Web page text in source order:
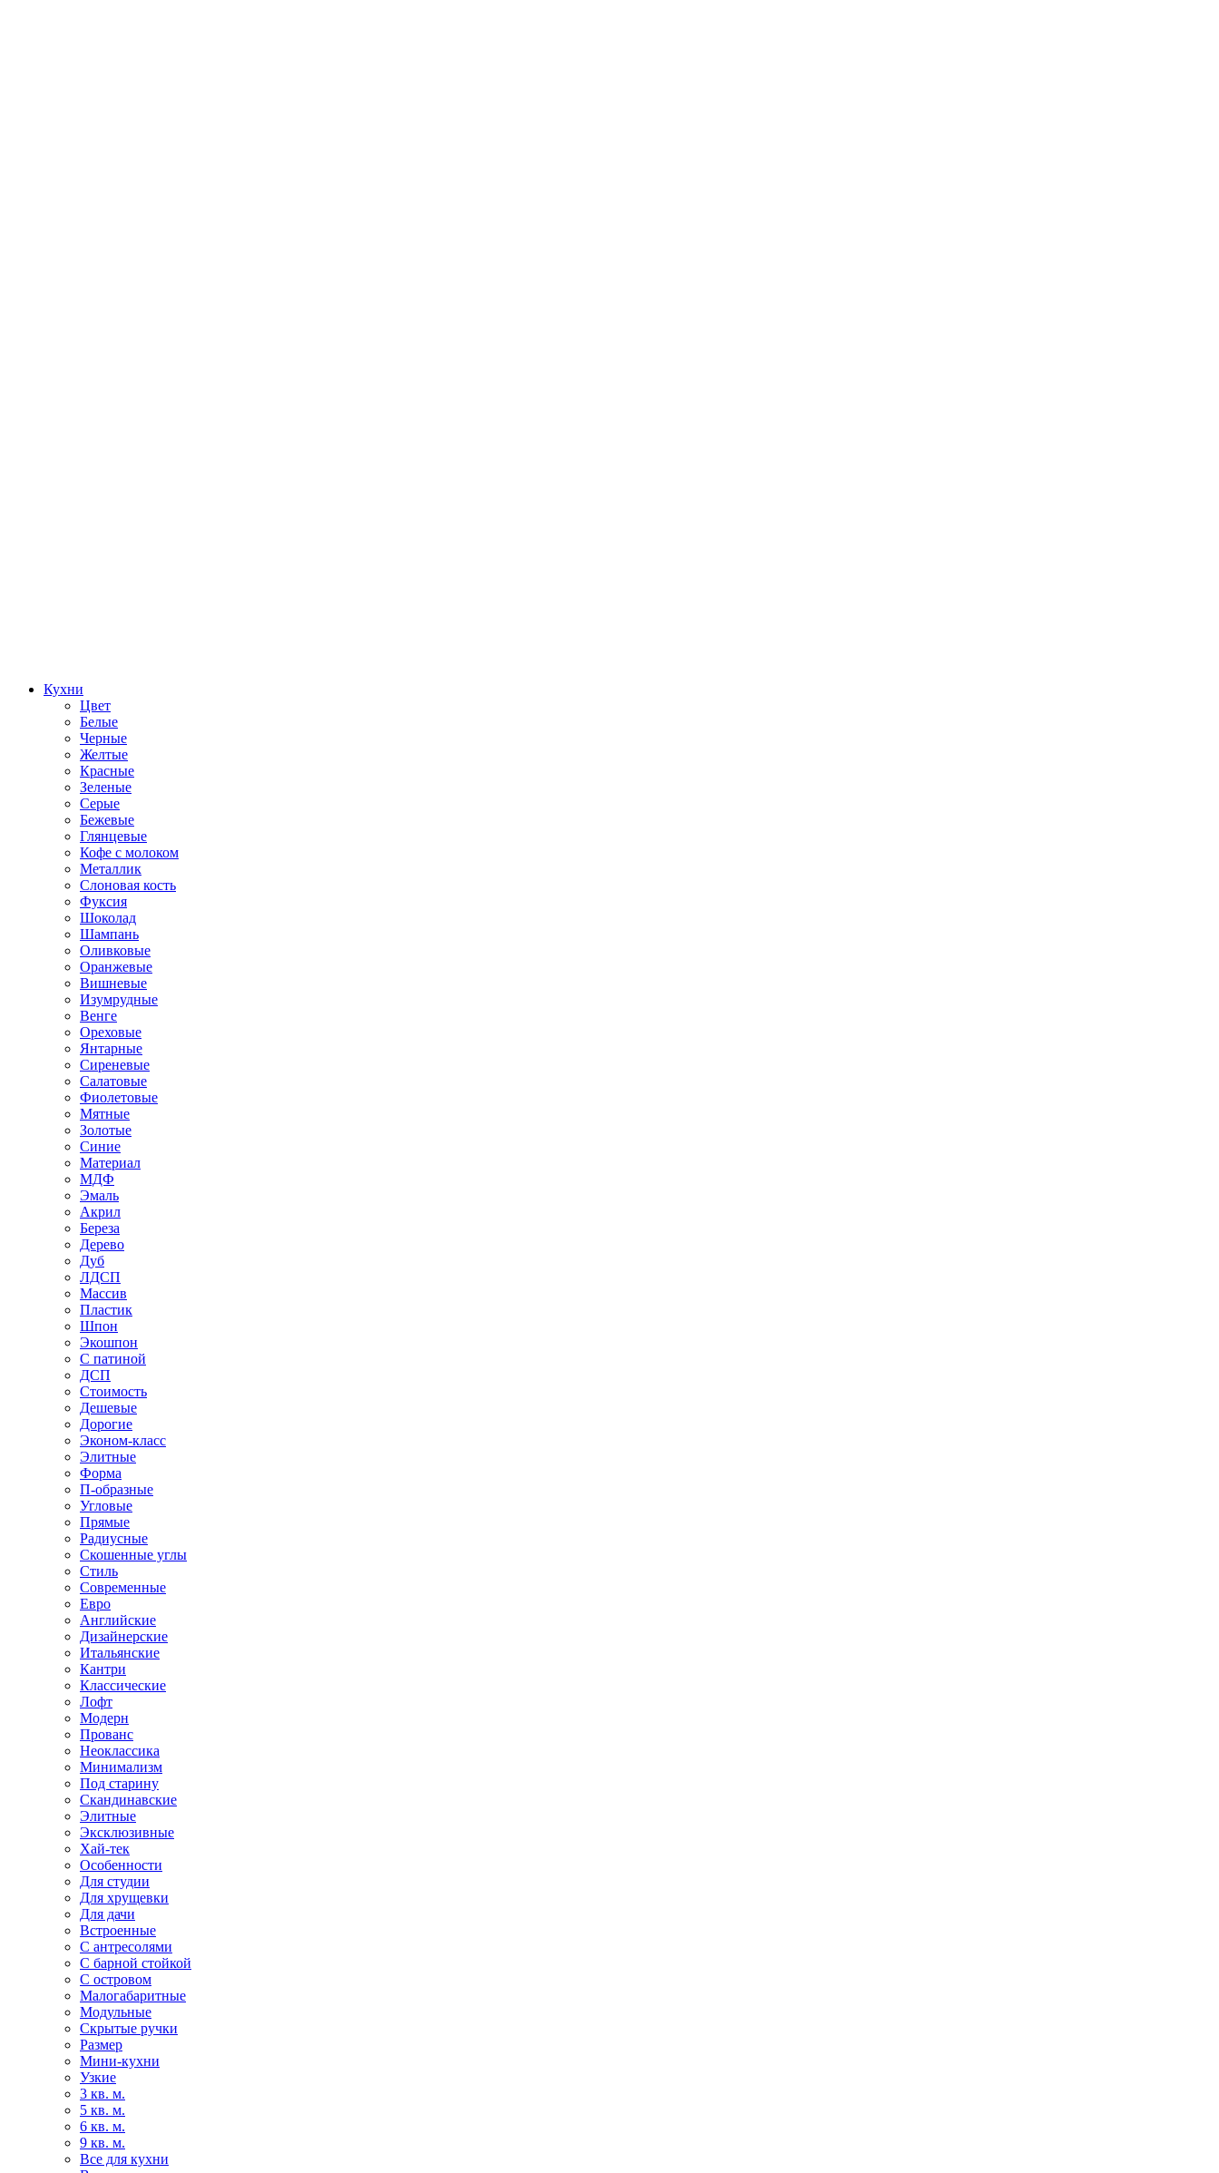
Кухни
Цвет
Белые
Черные
Желтые
Красные
Зеленые
Серые
Бежевые
Глянцевые
Кофе с молоком
Металлик
Слоновая кость
Фуксия
Шоколад
Шампань
Оливковые
Оранжевые
Вишневые
Изумрудные
Венге
Ореховые
Янтарные
Сиреневые
Салатовые
Фиолетовые
Мятные
Золотые
Синие
Материал
МДФ
Эмаль
Акрил
Береза
Дерево
Дуб
ЛДСП
Массив
Пластик
Шпон
Экошпон
С патиной
ДСП
Стоимость
Дешевые
Дорогие
Эконом-класс
Элитные
Форма
П-образные
Угловые
Прямые
Радиусные
Скошенные углы
Стиль
Современные
Евро
Английские
Дизайнерские
Итальянские
Кантри
Классические
Лофт
Модерн
Прованс
Неоклассика
Минимализм
Под старину
Скандинавские
Элитные
Эксклюзивные
Хай-тек
Особенности
Для студии
Для хрущевки
Для дачи
Встроенные
С антресолями
С барной стойкой
С островом
Малогабаритные
Модульные
Скрытые ручки
Размер
Мини-кухни
Узкие
3 кв. м.
5 кв. м.
6 кв. м.
9 кв. м.
Все для кухни